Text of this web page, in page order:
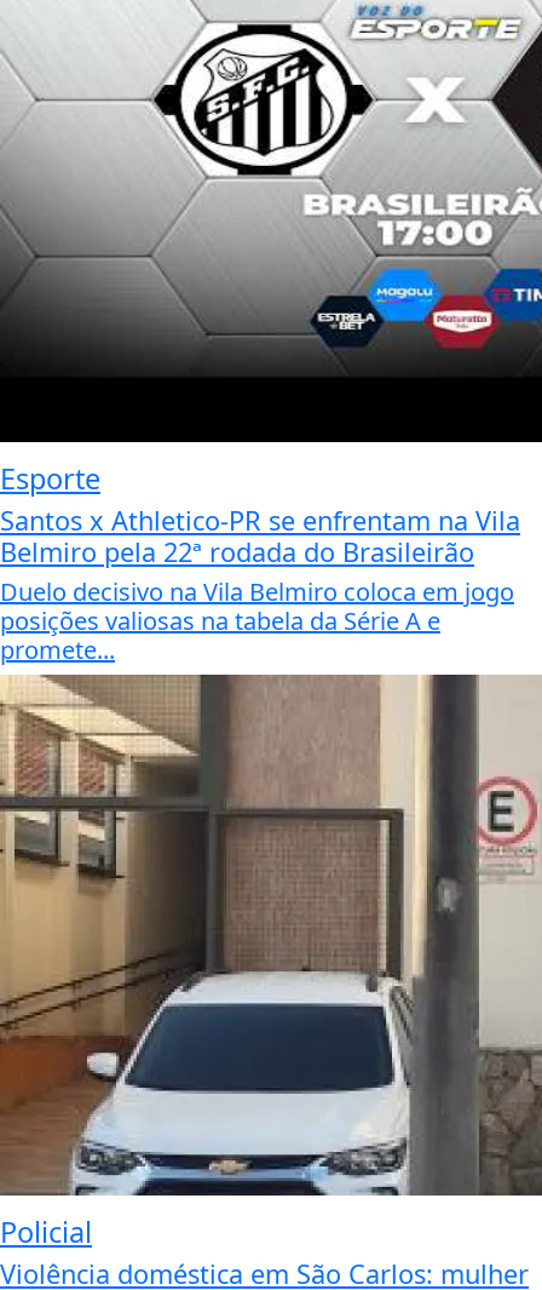
Esporte
Santos x Athletico-PR se enfrentam na Vila
Belmiro pela 22ª rodada do Brasileirão
Duelo decisivo na Vila Belmiro coloca em jogo
posições valiosas na tabela da Série A e
promete...
Policial
Violência doméstica em São Carlos: mulher